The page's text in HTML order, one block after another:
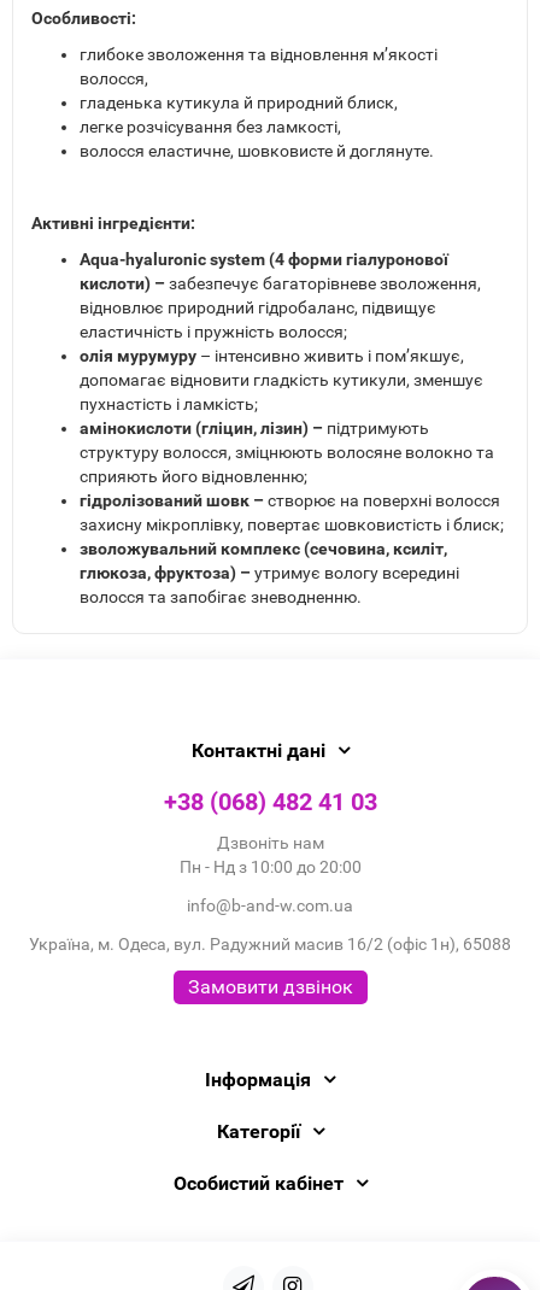
Особливості:
глибоке зволоження та відновлення м’якості
волосся,
гладенька кутикула й природний блиск,
легке розчісування без ламкості,
волосся еластичне, шовковисте й доглянуте.
Активні інгредієнти:
Aqua-hyaluronic system (4 форми гіалуронової
кислоти) – забезпечує багаторівневе зволоження,
відновлює природний гідробаланс, підвищує
еластичність і пружність волосся;
олія мурумуру – інтенсивно живить і пом’якшує,
допомагає відновити гладкість кутикули, зменшує
пухнастість і ламкість;
амінокислоти (гліцин, лізин) – підтримують
структуру волосся, зміцнюють волосяне волокно та
сприяють його відновленню;
гідролізований шовк – створює на поверхні волосся
захисну мікроплівку, повертає шовковистість і блиск;
зволожувальний комплекс (сечовина, ксиліт,
глюкоза, фруктоза) – утримує вологу всередині
волосся та запобігає зневодненню.
Контактні дані
+38 (068) 482 41 03
Дзвоніть нам
Пн - Нд з 10:00 до 20:00
info@b-and-w.com.ua
Україна, м. Одеса, вул. Радужний масив 16/2 (офіс 1н), 65088
Замовити дзвінок
Інформація
Категорії
Особистий кабінет